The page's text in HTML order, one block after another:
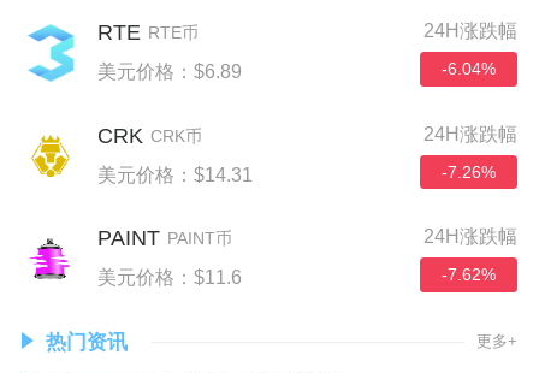
RTE RTE币
美元价格：$6.89
24H涨跌幅
-6.04%
CRK CRK币
美元价格：$14.31
24H涨跌幅
-7.26%
PAINT PAINT币
美元价格：$11.6
24H涨跌幅
-7.62%
热门资讯 更多+